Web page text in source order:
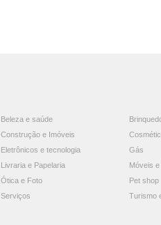
Beleza e saúde
Construção e Imóveis
Eletrônicos e tecnologia
Gás
Livraria e Papelaria
Móveis
Ótica e Foto
Pet shop
Serviços Turismo